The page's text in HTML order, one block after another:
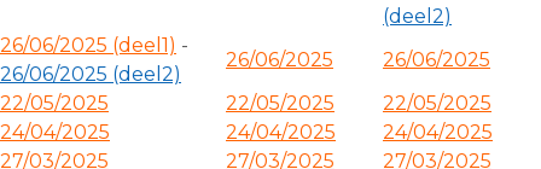
(deel2)
26/06/2025 (deel1) -
26/06/2025 (deel2)
26/06/2025
26/06/2025
22/05/2025
22/05/2025
22/05/2025
24/04/2025
24/04/2025
24/04/2025
27/03/2025
27/03/2025
27/03/2025